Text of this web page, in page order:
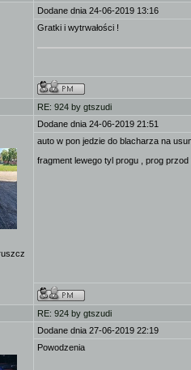
Dodane dnia 24-06-2019 13:16
Gratki i wytrwałości !
RE: 924 by gtszudi
Dodane dnia 24-06-2019 21:51
auto w pon jedzie do blacharza na
fragment lewego tyl progu , prog
RE: 924 by gtszudi
Dodane dnia 27-06-2019 22:19
Powodzenia